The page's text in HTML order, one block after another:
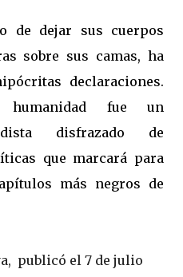
de dejar sus cuerpos
sobre sus camas, ha
declaraciones.
fue un
disfrazado de
que marcará para
más negros de
publicó el 7 de julio